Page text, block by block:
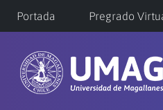
Portada Pregrado